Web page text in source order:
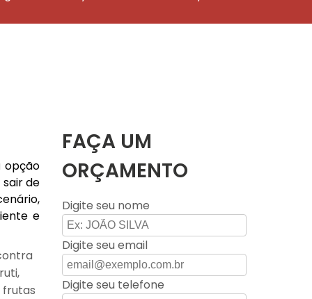
opção
de
e
frutas
FAÇA UM
ORÇAMENTO
Digite seu nome
Digite seu email
Digite seu telefone